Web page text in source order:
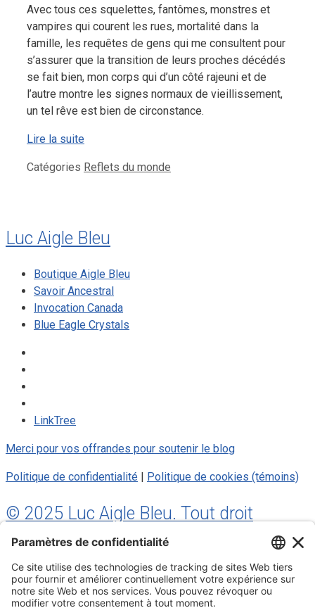
Avec tous ces squelettes, fantômes, monstres et
vampires qui courent les rues, mortalité dans la
famille, les requêtes de gens qui me consultent pour
s’assurer que la transition de leurs proches décédés
se fait bien, mon corps qui d’un côté rajeuni et de
l’autre montre les signes normaux de vieillissement,
un tel rêve est bien de circonstance.
Lire la suite
Catégories Reflets du monde
Luc Aigle Bleu
Boutique Aigle Bleu
Savoir Ancestral
Invocation Canada
Blue Eagle Crystals
LinkTree
Merci pour vos offrandes pour soutenir le blog
Politique de confidentialité | Politique de cookies (témoins)
© 2025 Luc Aigle Bleu. Tout droit
réservé.
S'inscrire à mon Infolettre